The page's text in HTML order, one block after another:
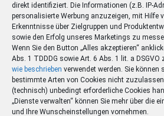
direkt identifiziert. Die Informationen (z.B. IP-
personalisierte Werbung anzuzeigen, mit Hilfe
Erkenntnisse über Zielgruppen und
sowie den Erfolg unseres Marketings zu
Wenn Sie den Button „Alles akzeptieren“
Abs. 1 TDDDG sowie Art. 6 Abs. 1 lit. a
wie beschrieben verwendet werden. Sie können
bestimmte Arten von Cookies nicht
(technisch) unbedingt erforderliche Cookies
„Dienste verwalten“ können Sie mehr über die
und Ihre Wunscheinstellungen vornehmen.